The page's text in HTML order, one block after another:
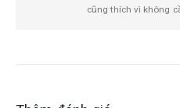
cũng thích vì không